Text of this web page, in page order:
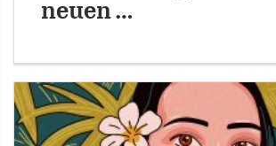
neuen …